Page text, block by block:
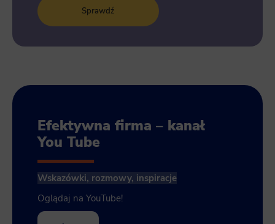
Sprawdź
Efektywna firma – kanał
You Tube
Wskazówki, rozmowy, inspiracje
Oglądaj na YouTube!